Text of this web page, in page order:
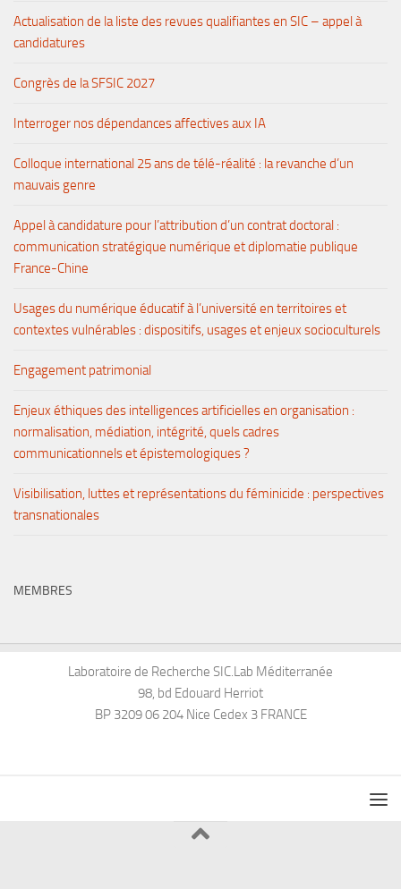
Actualisation de la liste des revues qualifiantes en SIC – appel à
candidatures
Congrès de la SFSIC 2027
Interroger nos dépendances affectives aux IA
Colloque international 25 ans de télé-réalité : la revanche d’un
mauvais genre
Appel à candidature pour l’attribution d’un contrat doctoral :
communication stratégique numérique et diplomatie publique
France-Chine
Usages du numérique éducatif à l’université en territoires et
contextes vulnérables : dispositifs, usages et enjeux socioculturels
Engagement patrimonial
Enjeux éthiques des intelligences artificielles en organisation :
normalisation, médiation, intégrité, quels cadres
communicationnels et épistemologiques ?
Visibilisation, luttes et représentations du féminicide : perspectives
transnationales
MEMBRES
Laboratoire de Recherche SIC.Lab Méditerranée
98, bd Edouard Herriot
BP 3209 06 204 Nice Cedex 3 FRANCE